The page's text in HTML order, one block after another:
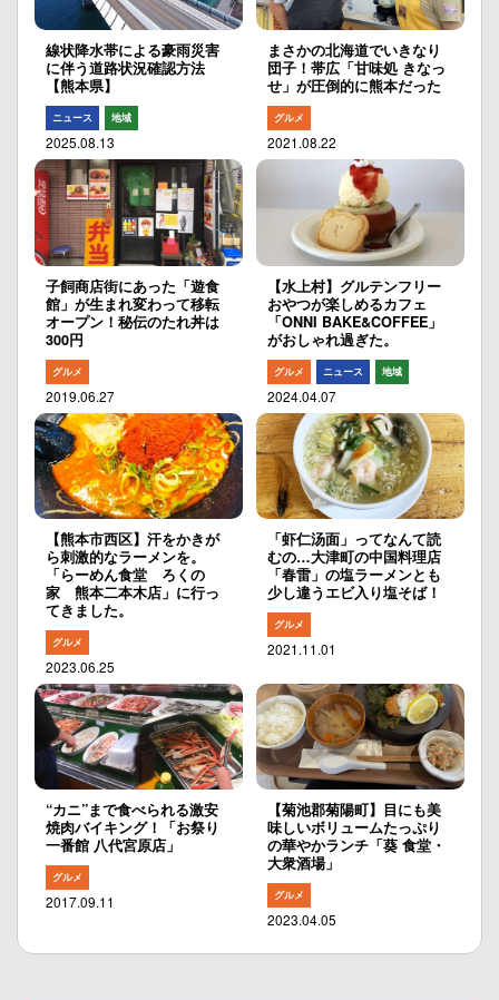
線状降水帯による豪雨災害
に伴う道路状況確認方法
【熊本県】
ニュース 地域
2025.08.13
まさかの北海道でいきなり
団子！帯広「甘味処 きなっ
せ」が圧倒的に熊本だった
グルメ
2021.08.22
子飼商店街にあった「遊食
館」が生まれ変わって移転
オープン！秘伝のたれ丼は
300円
グルメ
2019.06.27
【水上村】グルテンフリー
おやつが楽しめるカフェ
「ONNI BAKE&COFFEE」
がおしゃれ過ぎた。
グルメ ニュース 地域
2024.04.07
【熊本市西区】汗をかきが
ら刺激的なラーメンを。
「らーめん食堂 ろくの
家 熊本二本木店」に行っ
てきました。
グルメ
2023.06.25
「虾仁汤面」ってなんて読
むの…大津町の中国料理店
「春雷」の塩ラーメンとも
少し違うエビ入り塩そば！
グルメ
2021.11.01
“カニ”まで食べられる激安
焼肉バイキング！「お祭り
一番館 八代宮原店」
グルメ
2017.09.11
【菊池郡菊陽町】目にも美
味しいボリュームたっぷり
の華やかランチ「葵 食堂・
大衆酒場」
グルメ
2023.04.05